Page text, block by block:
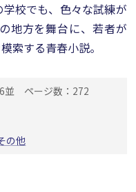
校でも、色々な試練が
地方を舞台に、若者が
索する青春小説。
並
ページ数：272
の他